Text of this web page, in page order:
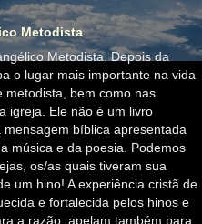
Metodista
Metodista. Depois da
o lugar mais importante na vida
metodista, bem como nas
igreja. Ele não é um livro
bíblica apresentada
música e da poesia. Podemos
os/as quais tiveram sua
um hino! A experiência cristã de
e fortalecida pelos hinos e
a razão, apelam também para